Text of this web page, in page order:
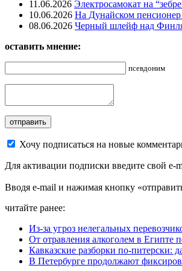
11.06.2026 Электросамокат на
10.06.2026 На Дунайском пенсионер
08.06.2026 Черный шлейф над
оставить мнение:
псевдоним
Хочу подписаться на новые
Для активации подписки введите свой e-
Вводя e-mail и нажимая кнопку
читайте ранее:
Из-за угроз нелегальных
От отравления алкоголем в Египте
Кавказские разборки по-питерски:
В Петербурге продолжают